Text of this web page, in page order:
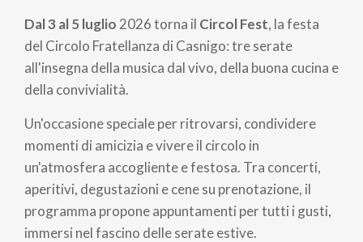
di
pane
Dal 3 al 5 luglio 2026 torna il Circol Fest, la festa
del Circolo Fratellanza di Casnigo: tre serate
all'insegna della musica dal vivo, della buona cucina e
della convivialità.
Un'occasione speciale per ritrovarsi, condividere
momenti di amicizia e vivere il circolo in
un'atmosfera accogliente e festosa. Tra concerti,
aperitivi, degustazioni e cene su prenotazione, il
programma propone appuntamenti per tutti i gusti,
immersi nel fascino delle serate estive.